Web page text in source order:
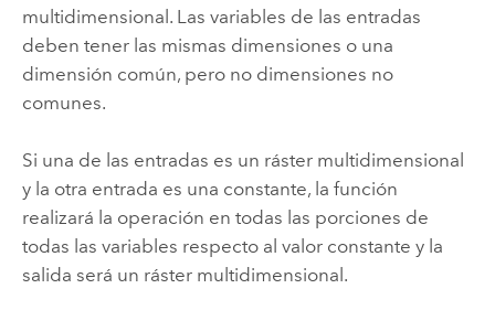
multidimensional. Las variables de las entradas
deben tener las mismas dimensiones o una
dimensión común, pero no dimensiones no
comunes.
Si una de las entradas es un ráster multidimensional
y la otra entrada es una constante, la función
realizará la operación en todas las porciones de
todas las variables respecto al valor constante y la
salida será un ráster multidimensional.